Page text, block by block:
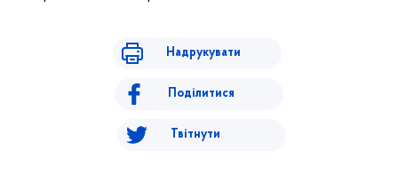
Надрукувати
Поділитися
Твітнути